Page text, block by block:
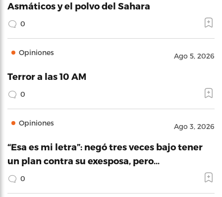
Asmáticos y el polvo del Sahara
0
Opiniones Ago 5, 2026
Terror a las 10 AM
0
Opiniones Ago 3, 2026
“Esa es mi letra”: negó tres veces bajo tener
un plan contra su exesposa, pero…
0